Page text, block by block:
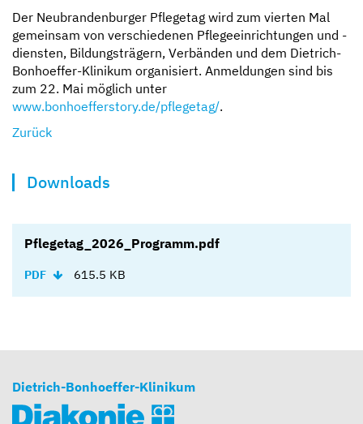
Der Neubrandenburger Pflegetag wird zum vierten Mal
gemeinsam von verschiedenen Pflegeeinrichtungen und -
diensten, Bildungsträgern, Verbänden und dem Dietrich-
Bonhoeffer-Klinikum organisiert. Anmeldungen sind bis
zum 22. Mai möglich unter
www.bonhoefferstory.de/pflegetag/.
Zurück
Downloads
Pflegetag_2026_Programm.pdf
PDF 615.5 KB
Dietrich-Bonhoeffer-Klinikum